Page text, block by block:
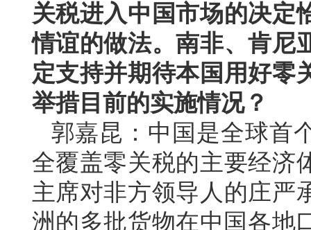
关税进入中国市场的决定
情谊的做法。南非、肯尼
定支持并期待本国用好零
举措目前的实施情况？
郭嘉昆：中国是全球首
全覆盖零关税的主要经济
主席对非方领导人的庄严
洲的多批货物在中国各地